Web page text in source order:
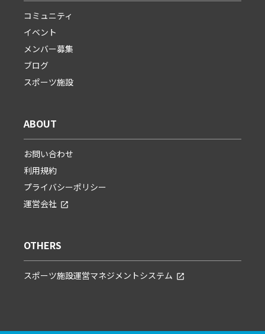
コミュニティ
イベント
メンバー募集
ブログ
スポーツ施設
ABOUT
お問い合わせ
利用規約
プライバシーポリシー
運営会社
OTHERS
スポーツ施設運営マネジメントシステム